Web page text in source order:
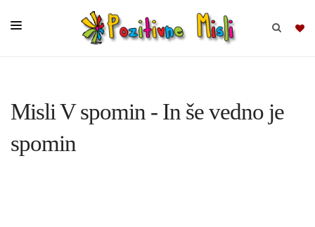
MISLI
Misli V spomin - In še vedno je
spomin